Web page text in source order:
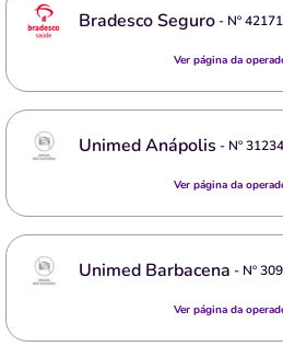
Bradesco Seguro- Nº
Ver página da
Unimed Anápolis - Nº
Ver página da
Unimed Barbacena - Nº
Ver página da